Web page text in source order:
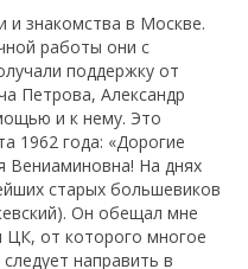
и знакомства в Москве.
работы они с
поддержку от
Петрова, Александр
и к нему. Это
1962 года: «Дорогие
Вениаминовна! На днях
старых большевиков
Он обещал мне
ЦК, от которого многое
направить в